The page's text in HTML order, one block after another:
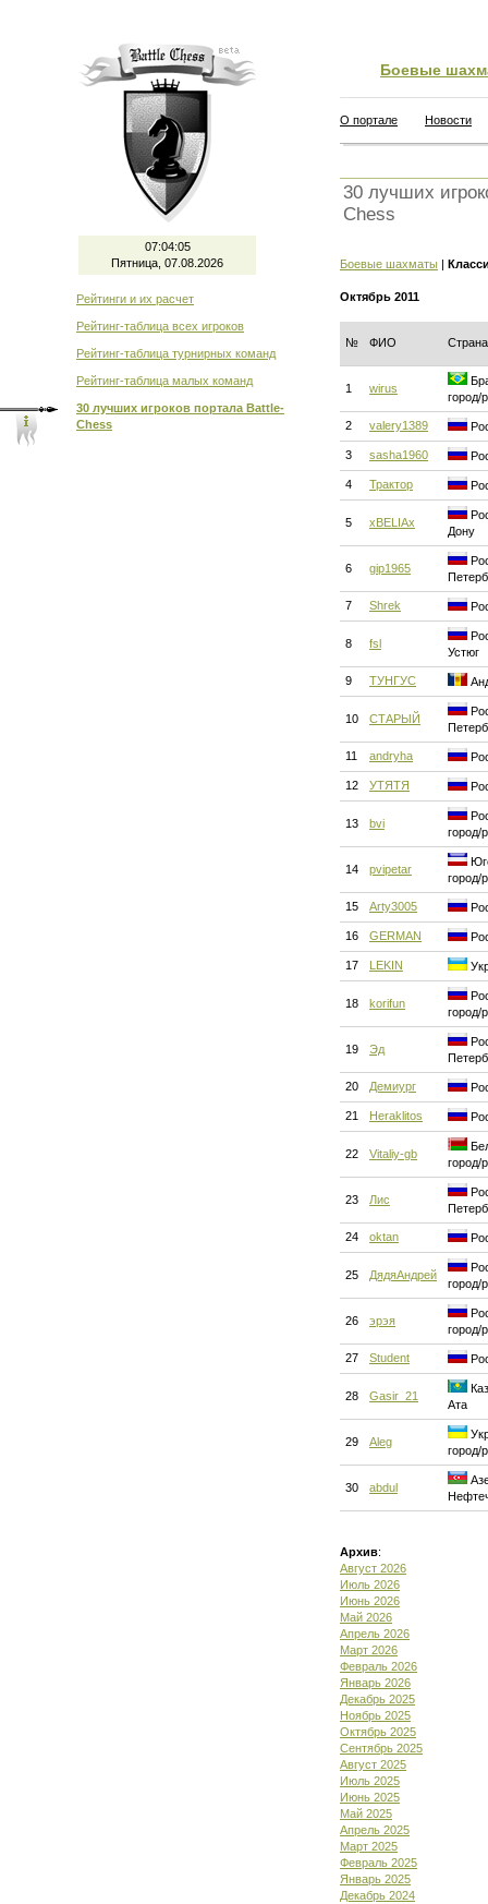
07:04:05
Пятница, 07.08.2026
Рейтинги и их расчет
Рейтинг-таблица всех игроков
Рейтинг-таблица турнирных команд
Рейтинг-таблица малых команд
30 лучших игроков портала Battle-
Chess
Боевые
О портале Новости
30 лучших
Chess
Боевые шахматы |
Октябрь 2011
№ ФИО Страна
1 wirus
город/
2 valery1389
3 sasha1960
4 Трактор
5 xBELIAx
Дону
6 gip1965
7 Shrek
8 fsl
Устюг
9 ТУНГУС
10 СТАРЫЙ
11 andryha
12 УТЯТЯ
13 bvi
город/
14 pvipetar
город/
15 Arty3005
16 GERMAN
17 LEKIN
18 korifun
город/
19 Эд
20 Демиург
21 Heraklitos
22 Vitaliy-gb
город/
23 Лис
24 oktan
25 ДядяАндрей
город/
26 эрэя
город/
27 Student
28 Gasir_21
Ата
29 Aleg
город/
30 abdul
Архив:
Август 2026
Июль 2026
Июнь 2026
Май 2026
Апрель 2026
Март 2026
Февраль 2026
Январь 2026
Декабрь 2025
Ноябрь 2025
Октябрь 2025
Сентябрь 2025
Август 2025
Июль 2025
Июнь 2025
Май 2025
Апрель 2025
Март 2025
Февраль 2025
Январь 2025
Декабрь 2024